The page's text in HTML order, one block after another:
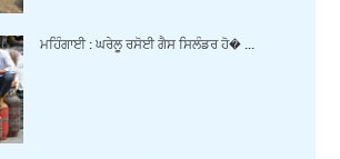
ਮਹਿੰਗਾਈ : ਘਰੇਲੂ ਰਸੋਈ ਗੈਸ ਸਿਲੰਡਰ ਹੋ� ...